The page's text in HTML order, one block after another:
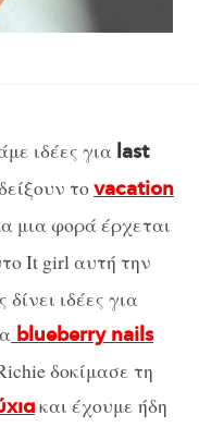
ιδέες για last
τοvacation
μια φορά έρχεται
It girl αυτή την
ιδέες για
blueberry nails
δοκίμασε τη
και έχουμε ήδη